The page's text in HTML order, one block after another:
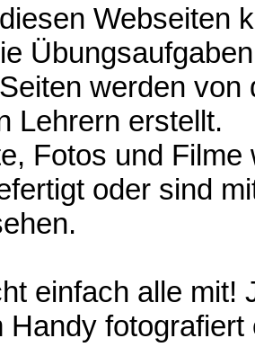
Webseiten
werden
Lehrern erstellt.
Fotos und
oder sind
einfach alle mit!
Handy